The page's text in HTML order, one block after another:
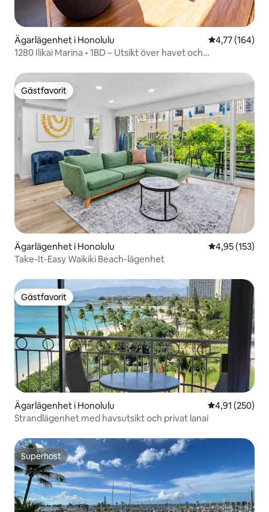
Ägarlägenhet i Honolulu 4,77 av 5 i
4,77 (164)
1280 Ilikai Marina • 1BD – Utsikt över havet och
Gästfavorit
Gästfavorit
Ägarlägenhet i Honolulu 4,95 av 5 i
4,95 (153)
Take-It-Easy Waikiki Beach-lägenhet
Gästfavorit
Gästfavorit
Ägarlägenhet i Honolulu 4,91 av 5 i
4,91 (250)
Strandlägenhet med havsutsikt och privat lanai
Superhost
Superhost